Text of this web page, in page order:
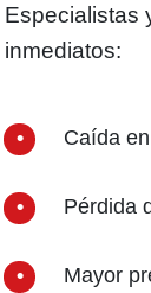
Especialistas
inmediatos:
Caída
Pérdida
Mayor